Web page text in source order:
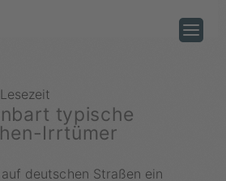
typische
Irrtümer
deutschen Straßen ein